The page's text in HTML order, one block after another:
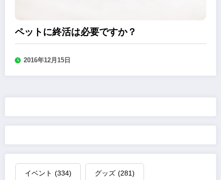
ペットに終活は必要ですか？
2016年12月15日
イベント (334) グッズ (281)